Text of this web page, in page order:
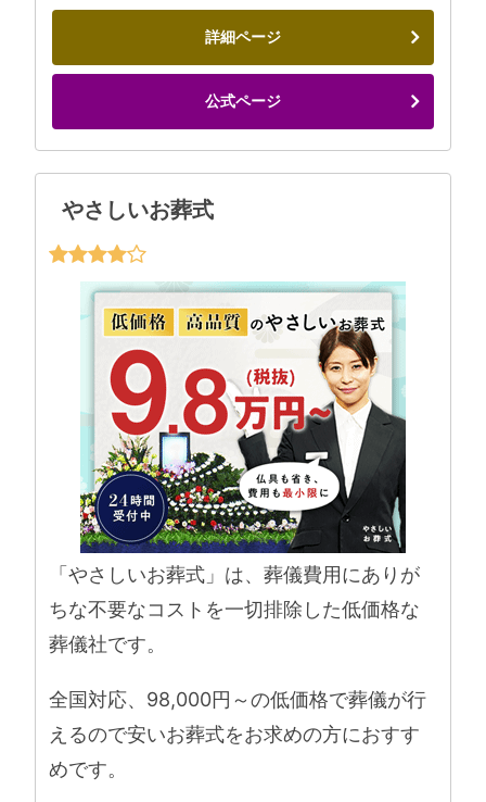
詳細ページ
公式ページ
やさしいお葬式
「やさしいお葬式」は、葬儀費用にありが
ちな不要なコストを一切排除した低価格な
葬儀社です。
全国対応、98,000円～の低価格で葬儀が行
えるので安いお葬式をお求めの方におすす
めです。